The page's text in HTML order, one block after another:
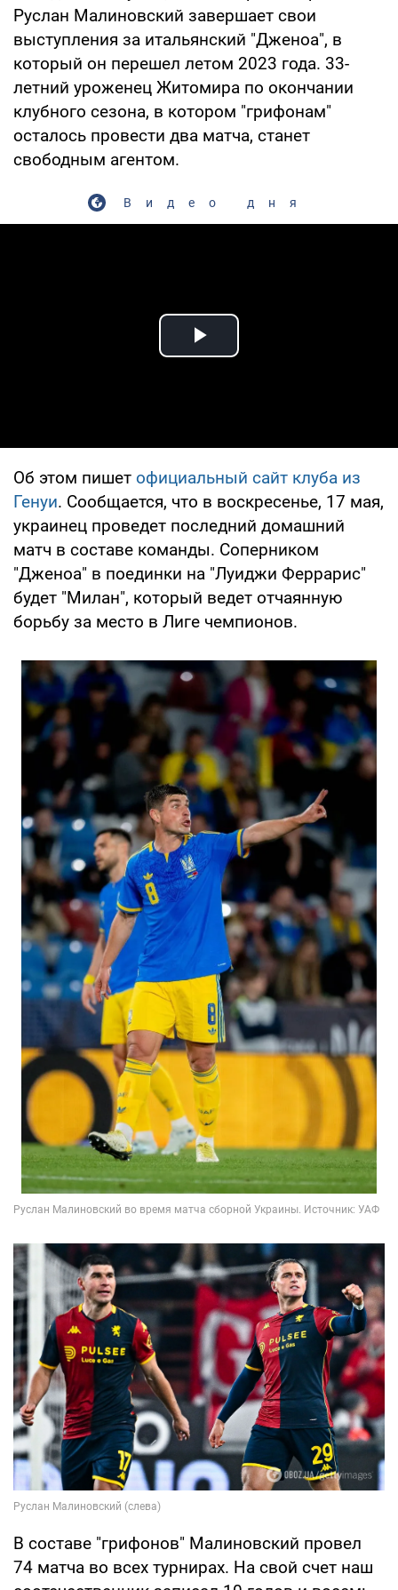
Руслан Малиновский завершает свои
выступления за итальянский "Дженоа", в
который он перешел летом 2023 года. 33-
летний уроженец Житомира по окончании
клубного сезона, в котором "грифонам"
осталось провести два матча, станет
свободным агентом.
Видео дня
Play Video
Об этом пишет официальный сайт клуба из
Генуи. Сообщается, что в воскресенье, 17 мая,
украинец проведет последний домашний
матч в составе команды. Соперником
"Дженоа" в поединки на "Луиджи Феррарис"
будет "Милан", который ведет отчаянную
борьбу за место в Лиге чемпионов.
В составе "грифонов" Малиновский провел
74 матча во всех турнирах. На свой счет наш